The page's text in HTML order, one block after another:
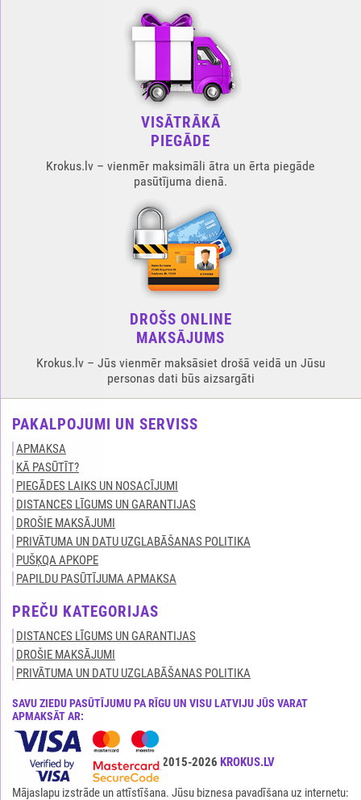
VISĀTRĀKĀ
PIEGĀDE
Krokus.lv – vienmēr maksimāli ātra un ērta piegāde
pasūtījuma dienā.
DROŠS ONLINE
MAKSĀJUMS
Krokus.lv – Jūs vienmēr maksāsiet drošā veidā un Jūsu
personas dati būs aizsargāti
PAKALPOJUMI UN SERVISS
APMAKSA
KĀ PASŪTĪT?
PIEGĀDES LAIKS UN NOSACĪJUMI
DISTANCES LĪGUMS UN GARANTIJAS
DROŠIE MAKSĀJUMI
PRIVĀTUMA UN DATU UZGLABĀŠANAS POLITIKA
PUŠĶQA APKOPE
PAPILDU PASŪTĪJUMA APMAKSA
PREČU KATEGORIJAS
DISTANCES LĪGUMS UN GARANTIJAS
DROŠIE MAKSĀJUMI
PRIVĀTUMA UN DATU UZGLABĀŠANAS POLITIKA
SAVU ZIEDU PASŪTĪJUMU PA RĪGU UN VISU LATVIJU JŪS VARAT
APMAKSĀT AR:
Visas tiesības ir aizsargātas© 2015-2026 KROKUS.LV
Mājaslapu izstrāde un attīstīšana. Jūsu biznesa pavadīšana uz internetu: